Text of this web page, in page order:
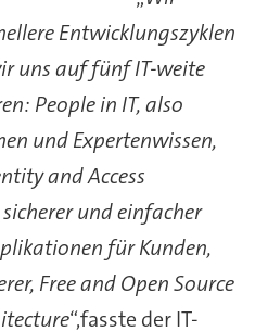
Entwicklungszyklen
uns auf fünf IT-weite
People in IT, also
und Expertenwissen,
and Access
und einfacher
für Kunden,
Free and Open Source
“,fasste der IT-